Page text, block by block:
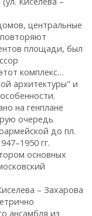
центральные
площади, был
комплекс…
архитектуры" и
на генплане
очередь
до пл.
гг.
основных
– Захарова
ансамбля из